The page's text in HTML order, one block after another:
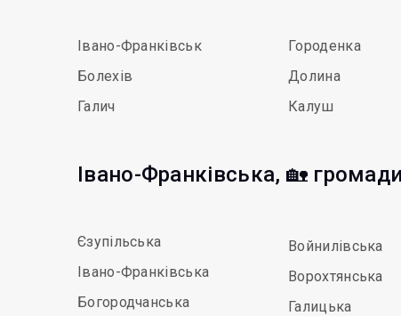
Івано-Франківськ
Болехів
Галич
Городенка
Долина
Калуш
Івано-Франківська, 🏡 громади
Єзупільська
Івано-Франківська
Богородчанська
Войнилівська
Ворохтянська
Галицька